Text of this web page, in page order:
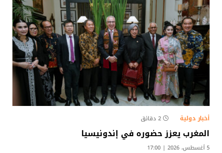
أخبار دولية 2 دقائق
المغرب يعزز حضوره في إندونيسيا
5 أغسطس، 2026 | 17:00